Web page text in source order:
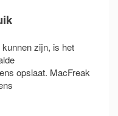
zijn, is het
opslaat. MacFreak